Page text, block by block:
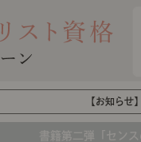
【お知らせ】
書籍第二弾「セン